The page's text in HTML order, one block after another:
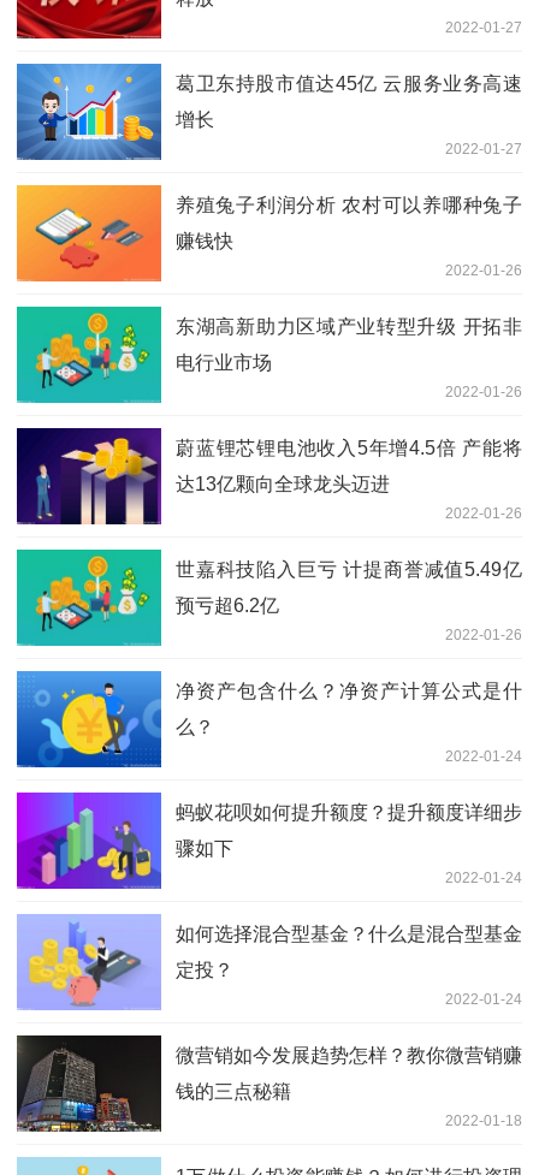
2022-01-27
葛卫东持股市值达45亿 云服务业务高速
增长
2022-01-27
养殖兔子利润分析 农村可以养哪种兔子
赚钱快
2022-01-26
东湖高新助力区域产业转型升级 开拓非
电行业市场
2022-01-26
蔚蓝锂芯锂电池收入5年增4.5倍 产能将
达13亿颗向全球龙头迈进
2022-01-26
世嘉科技陷入巨亏 计提商誉减值5.49亿
预亏超6.2亿
2022-01-26
净资产包含什么？净资产计算公式是什
么？
2022-01-24
蚂蚁花呗如何提升额度？提升额度详细步
骤如下
2022-01-24
如何选择混合型基金？什么是混合型基金
定投？
2022-01-24
微营销如今发展趋势怎样？教你微营销赚
钱的三点秘籍
2022-01-18